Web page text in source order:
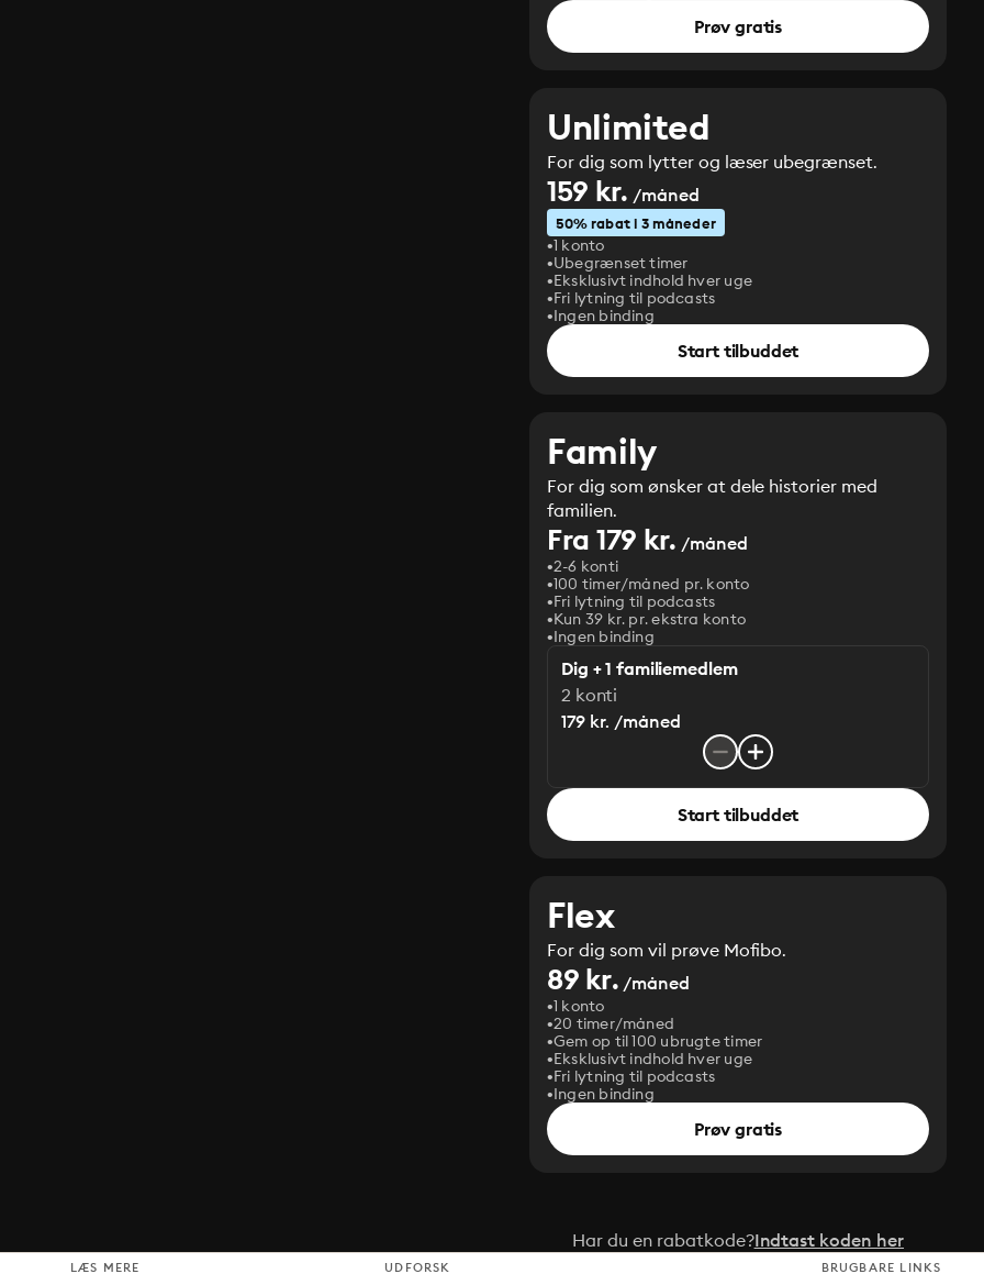
Prøv gratis
Unlimited
For dig som lytter og læser ubegrænset.
159 kr. /måned
50% rabat i 3 måneder
1 konto
Ubegrænset timer
Eksklusivt indhold hver uge
Fri lytning til podcasts
Ingen binding
Start tilbuddet
Family
For dig som ønsker at dele historier med
familien.
Fra 179 kr. /måned
2-6 konti
100 timer/måned pr. konto
Fri lytning til podcasts
Kun 39 kr. pr. ekstra konto
Ingen binding
Dig + 1 familiemedlem
2 konti
179 kr. /måned
Start tilbuddet
Flex
For dig som vil prøve Mofibo.
89 kr. /måned
1 konto
20 timer/måned
Gem op til 100 ubrugte timer
Eksklusivt indhold hver uge
Fri lytning til podcasts
Ingen binding
Prøv gratis
Har du en rabatkode?Indtast koden her
LÆS MERE UDFORSK BRUGBARE LINKS